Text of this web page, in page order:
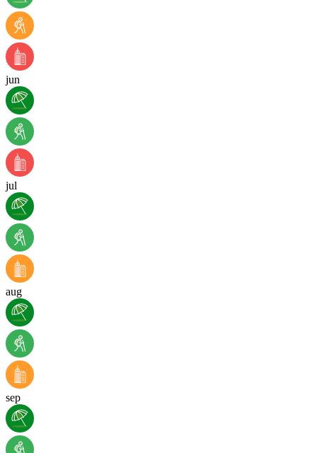
jun
jul
aug
sep